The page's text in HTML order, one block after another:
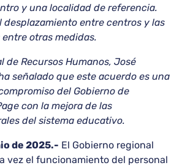
y una localidad de referencia.
desplazamiento entre centros y las
otras medidas.
de Recursos Humanos, José
señalado que este acuerdo es una
del Gobierno de
con la mejora de las
del sistema educativo.
de 2025.- El Gobierno regional
vez el funcionamiento del personal